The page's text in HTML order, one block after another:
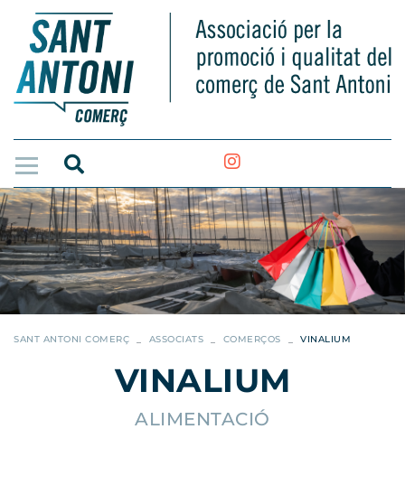
SANT ANTONI COMERÇ ASSOCIATS COMERÇOS VINALIUM
VINALIUM
ALIMENTACIÓ